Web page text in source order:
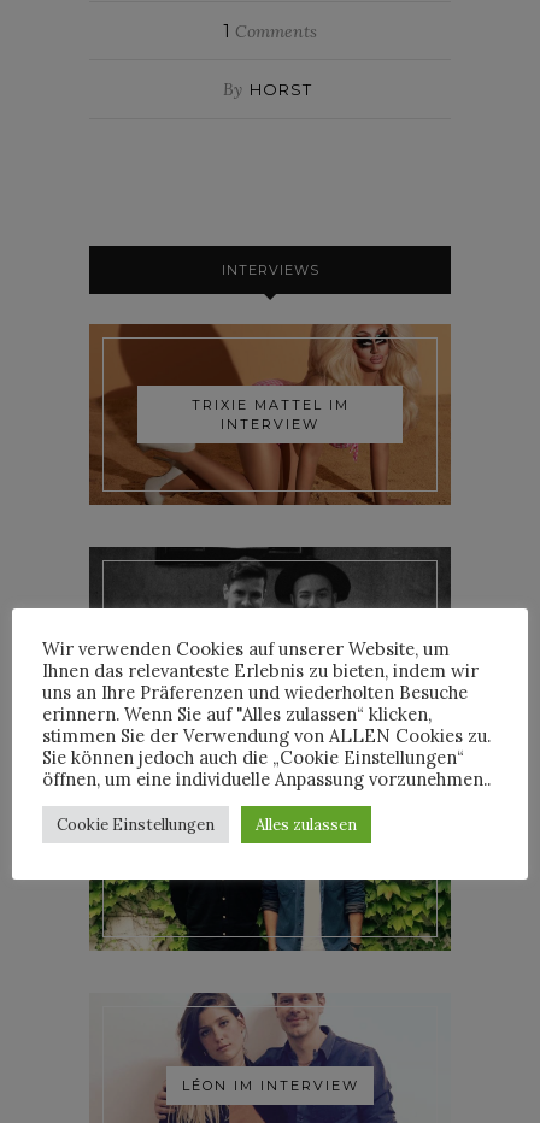
1 Comments
By HORST
INTERVIEWS
TRIXIE MATTEL IM
INTERVIEW
WOODKID IM INTERVIEW
LÉON IM INTERVIEW
Wir verwenden Cookies auf unserer Website, um
Ihnen das relevanteste Erlebnis zu bieten, indem wir
uns an Ihre Präferenzen und wiederholten Besuche
erinnern. Wenn Sie auf "Alles zulassen“ klicken,
stimmen Sie der Verwendung von ALLEN Cookies zu.
Sie können jedoch auch die „Cookie Einstellungen“
öffnen, um eine individuelle Anpassung vorzunehmen..
Cookie Einstellungen Alles zulassen